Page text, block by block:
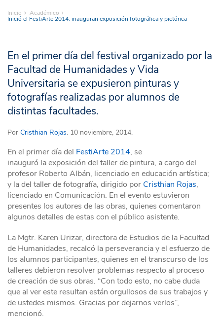
Inicio Académico
Inició el FestiArte 2014: inauguran exposición fotográfica y pictórica
En el primer día del festival organizado por la
Facultad de Humanidades y Vida
Universitaria se expusieron pinturas y
fotografías realizadas por alumnos de
distintas facultades.
Por Cristhian Rojas. 10 noviembre, 2014.
En el primer día del FestiArte 2014, se
inauguró la exposición del taller de pintura, a cargo del
profesor Roberto Albán, licenciado en educación artística;
y la del taller de fotografía, dirigido por Cristhian Rojas,
licenciado en Comunicación. En el evento estuvieron
presentes los autores de las obras, quienes comentaron
algunos detalles de estas con el público asistente.
La Mgtr. Karen Urizar, directora de Estudios de la Facultad
de Humanidades, recalcó la perseverancia y el esfuerzo de
los alumnos participantes, quienes en el transcurso de los
talleres debieron resolver problemas respecto al proceso
de creación de sus obras. “Con todo esto, no cabe duda
que al ver este resultan están orgullosos de sus trabajos y
de ustedes mismos. Gracias por dejarnos verlos”,
mencionó.